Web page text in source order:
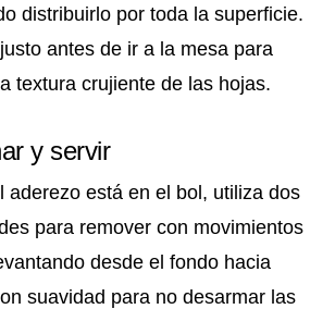
distribuirlo por toda la superficie.
antes de ir a la mesa para
textura crujiente de las hojas.
y servir
aderezo está en el bol, utiliza dos
para remover con movimientos
desde el fondo hacia
suavidad para no desarmar las